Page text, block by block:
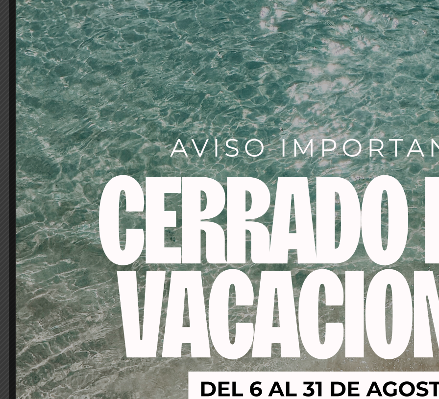
Descripción
Mayor rentabilidad para el salón gracias al nuevo tubo XL de 100 ml.
Fórmula vegana consciente, 70% de ingredientes de origen natural.
Cobertura del 100% de los cabellos blancos con acabado natural.
Colores de larga duración y fieles al reflejo del tono.
Fórmula sin PPD, reduce el riesgo de desarrollar reacciones alérgicas.
Protección de la fibra capilar durante el proceso de coloración.
Acondiciona el cabello en profundidad, aportándole un tacto sedoso.
Hidrata la fibra capilar sellando la cutícula.
Aporta brillo multi-reflejo.
Productos relacionados
-16% -53% -53%